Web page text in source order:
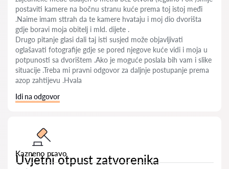
postaviti kamere na bočnu stranu kuće prema toj istoj međi
.Naime imam sttrah da te kamere hvataju i moj dio dvorišta
gdje boravi moja obitelj i mld. dijete .
Drugo pitanje glasi dali taj isti susjed može objavljivati
oglašavati fotografije gdje se pored njegove kuće vidi i moja u
potpunosti sa dvorištem .Ako je moguće poslala bih vam i slike
situacije .Treba mi pravni odgovor za daljnje postupanje prema
azop zahtijevu .Hvala
Idi na odgovor
Kazneno pravo
Uvjetni otpust zatvorenika